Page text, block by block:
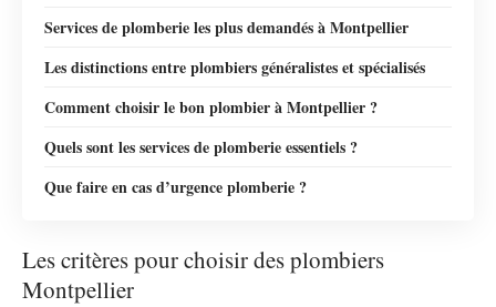
Services de plomberie les plus demandés à Montpellier
Les distinctions entre plombiers généralistes et spécialisés
Comment choisir le bon plombier à Montpellier ?
Quels sont les services de plomberie essentiels ?
Que faire en cas d’urgence plomberie ?
Les critères pour choisir des plombiers
Montpellier